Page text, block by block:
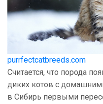
purrfectcatbreeds.com
Считается, что порода
диких котов с
в Сибирь первыми